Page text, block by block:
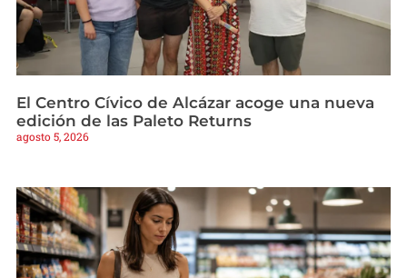
El Centro Cívico de Alcázar acoge una nueva
edición de las Paleto Returns
agosto 5, 2026